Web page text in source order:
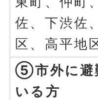
佐、下渋佐
区、高平地
⑤市外に避
いる方